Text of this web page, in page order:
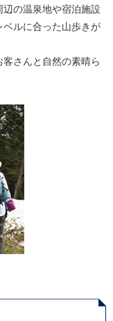
辺の温泉地や宿泊施設
ルに合った山歩きが
さんと自然の素晴ら